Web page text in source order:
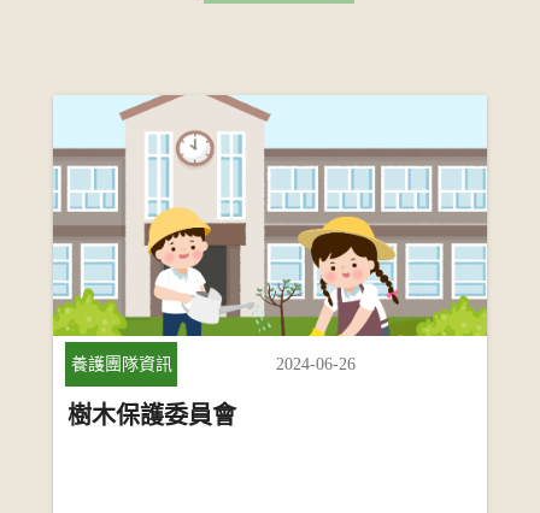
養護團隊資訊 2024-06-26
樹木保護委員會